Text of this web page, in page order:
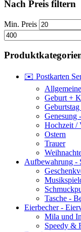
Nach Preis filtern
Min. Preis
✉️ Postkarten
Geburt +
Genesung
Hochzeit /
Ostern
Trauer
Aufbewahrung -
Tasche -
Eierbecher -
Mila und
Speedy &